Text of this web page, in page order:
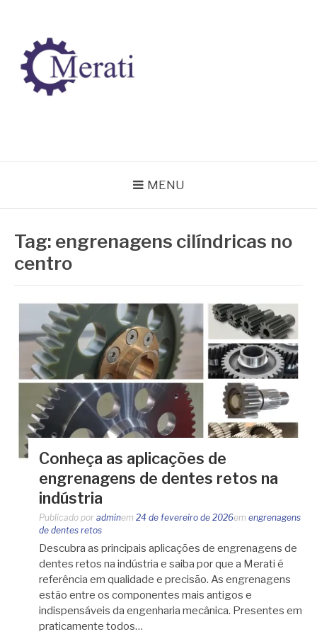
conteúdo
MENU
Tag: engrenagens cilíndricas no
centro
Conheça as aplicações de
engrenagens de dentes retos na
indústria
Publicado por adminem 24 de fevereiro de 2026em engrenagens
de dentes retos
Descubra as principais aplicações de engrenagens de
dentes retos na indústria e saiba por que a Merati é
referência em qualidade e precisão. As engrenagens
estão entre os componentes mais antigos e
indispensáveis da engenharia mecânica. Presentes em
praticamente todos…